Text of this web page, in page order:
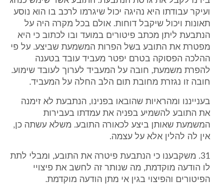
ועיקר עבודתו היא נהיגה יכול שיגרמו לרכב בו הוא נוסע
תאונות ויכול שיקבל דוחות. אולם בכל מקרה היה על
הנתבעת ליתן מכתב פיטורים במועד ובו לכתוב כי היא
מפטרת את התובע בשל הפרות המשמעת שביצע. על פי
ההלכה הפסוקה בטרם יפטר מעביד עובד בטענה
להפרת משמעת, חובה על המעביד לערוך לעובד שימוע.
חובה זו נגזרת מחובת תום הלב החלה על המעביד.
בענייננו ומהראיות שהובאו בפנינו, הנתבעת לא זימנה
את התובע להשמיע בפניה את עמדתו בעבירות
המשמעת שאותן ביצע לכאורה התובע. משלא עשתה כן,
אין לה להלין אלא על עצמה.
31. משקבענו כי הנתבעת פיטרה את התובע, ומבלי לתת
לו הודעה מוקדמת, מה שנותר זה לחשב את פיצויי
הפיטורים והפיצוי בגין אי מתן הודעה מוקדמת.